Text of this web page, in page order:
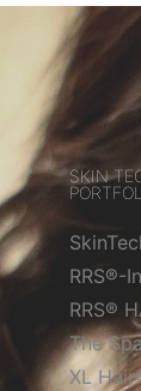
SKIN
RRS®-
RRS®
The
XL